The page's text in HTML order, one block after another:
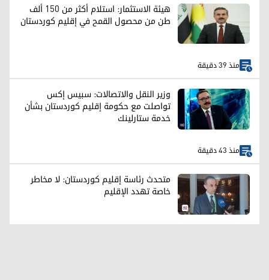
هيئة الاستثمار: استلام أكثر من 150 ألف
طن من محصول القمح في إقليم كوردستان
منذ 39 دقيقة
وزير النقل والاتصالات: سبيس إكس
تواصلت مع حكومة إقليم كوردستان بشأن
خدمة ستارلينك
منذ 43 دقيقة
متحدث رئاسة إقليم كوردستان: لا مخاطر
خاصة تهدد الإقليم